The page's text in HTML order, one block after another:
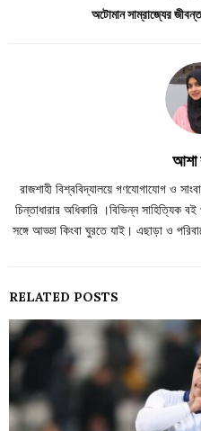
অটোমান সাম্রাজ্যের
আশা
রাজশাহী বিশ্ববিদ্যালয়ে গণযোগাযোগ ও
চিন্তাধারার অধিকারি ।বিভিন্ন
সঙ্গে আড্ডা কিংবা ঘুরতে যাই। এছাড়া ও
RELATED POSTS